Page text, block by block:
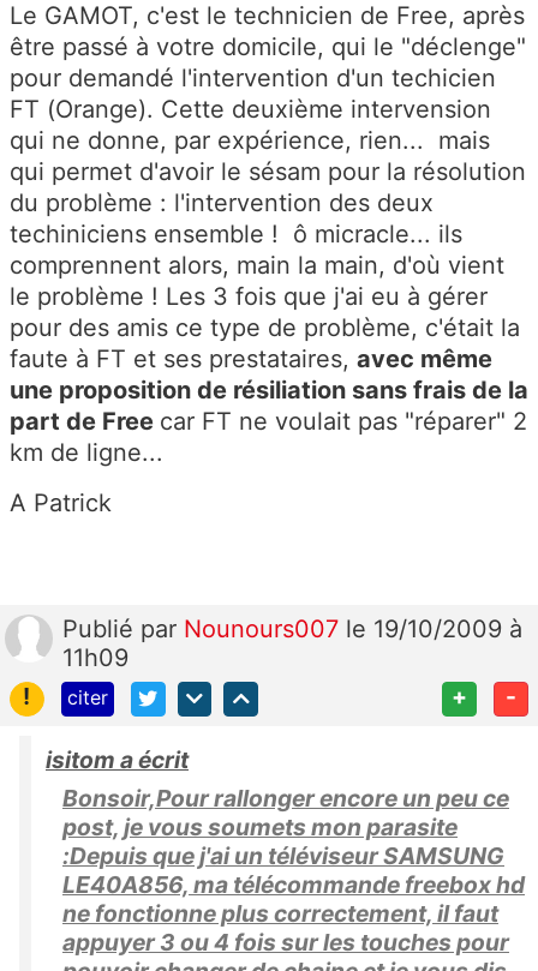
Le GAMOT, c'est le technicien de Free, après
être passé à votre domicile, qui le "déclenge"
pour demandé l'intervention d'un techicien
FT (Orange). Cette deuxième intervension
qui ne donne, par expérience, rien... mais
qui permet d'avoir le sésam pour la résolution
du problème : l'intervention des deux
techiniciens ensemble ! ô micracle... ils
comprennent alors, main la main, d'où vient
le problème ! Les 3 fois que j'ai eu à gérer
pour des amis ce type de problème, c'était la
faute à FT et ses prestataires, avec même
une proposition de résiliation sans frais de la
part de Free car FT ne voulait pas "réparer" 2
km de ligne...
A Patrick
Publié par Nounours007 le 19/10/2009 à
11h09
!
citer + -
isitom a écrit
Bonsoir,Pour rallonger encore un peu ce
post, je vous soumets mon parasite
:Depuis que j'ai un téléviseur SAMSUNG
LE40A856, ma télécommande freebox hd
ne fonctionne plus correctement, il faut
appuyer 3 ou 4 fois sur les touches pour